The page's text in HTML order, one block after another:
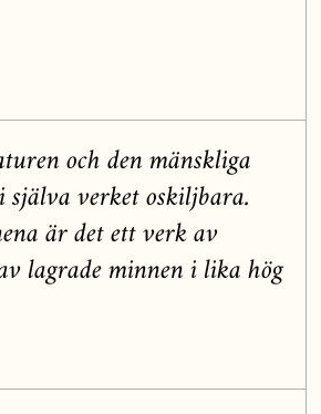
och den mänskliga
själva verket oskiljbara.
är det ett verk av
lagrade minnen i lika hög